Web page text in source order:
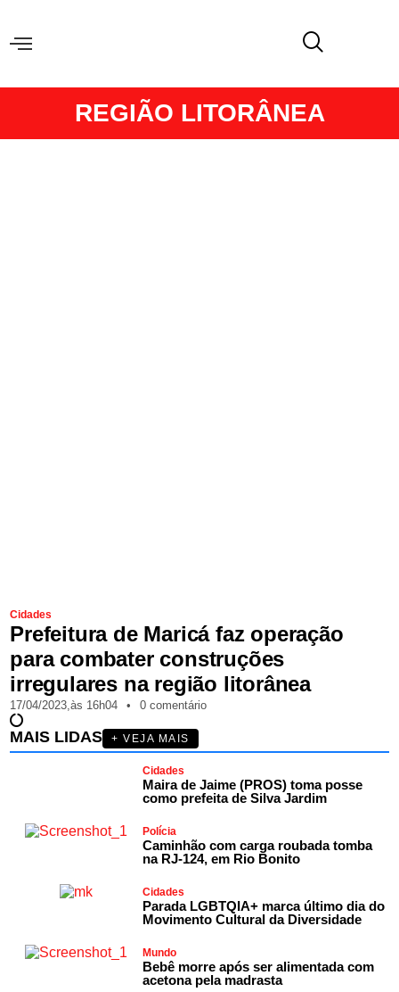
REGIÃO LITORÂNEA
Cidades
Prefeitura de Maricá faz operação
para combater construções
irregulares na região litorânea
17/04/2023,às 16h04 • 0 comentário
MAIS LIDAS + VEJA MAIS
Cidades
Maira de Jaime (PROS) toma posse
como prefeita de Silva Jardim
Polícia
Caminhão com carga roubada tomba
na RJ-124, em Rio Bonito
Cidades
Parada LGBTQIA+ marca último dia do
Movimento Cultural da Diversidade
Mundo
Bebê morre após ser alimentada com
acetona pela madrasta